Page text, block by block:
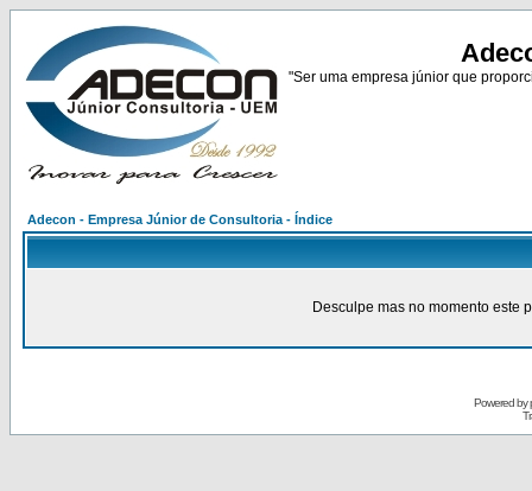
"Ser uma empresa júnior que
Adecon - Empresa Júnior de Consultoria - Índice
Desculpe mas no momento este
Powered by